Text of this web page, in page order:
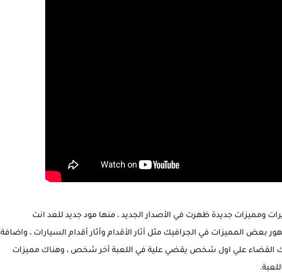
ومميزات جديدة ظهرت في الأصدار الجديد ، منها مود جديد للعد انت
بعض المميزات في الجرافيك مثل أثار الأقدام وأثار أقدام السيارات ، واضافة
القضاء علي اول شخص يقضي علية في اللعبة أخر شخص ، وهناك مميزات